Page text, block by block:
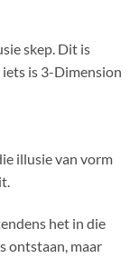
skep. Dit is
is 3-Dimension
illusie van vorm
het in die
ontstaan, maar